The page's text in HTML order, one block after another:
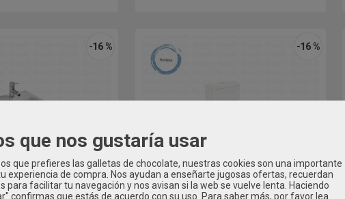
-16 % -16 %
que nos gustaría usar
que prefieres las galletas de chocolate, nuestras cookies son una importante
experiencia de compra. Nos ayudan a enseñarte jugosas ofertas, recuerdan
para facilitar tu navegación y nos avisan si la web se vuelve lenta. Haciendo
confirmas que estás de acuerdo con su uso. Para saber más, por favor lea